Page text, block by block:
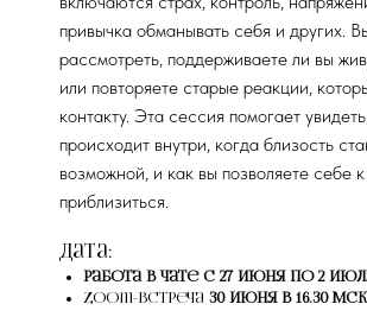
привычка обманывать себя и других.
рассмотреть, поддерживаете ли вы
или повторяете старые реакции,
контакту. Эта сессия помогает
происходит внутри, когда близость
возможной, и как вы позволяете себе
приблизиться.
Дата:
работа в чате с 27 июня по 2
Zoom-встреча 30 июня в 16.30 мск